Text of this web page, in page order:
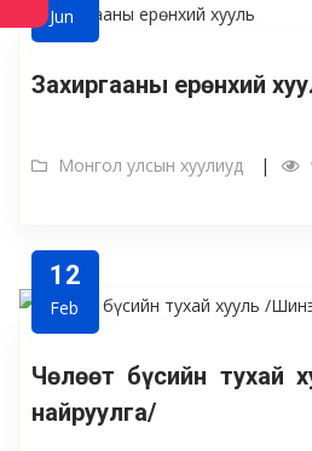
Jun
Захиргааны ерөнхий
Монгол улсын хуулиуд
12
Feb
Чөлөөт бүсийн тухай
найруулга/